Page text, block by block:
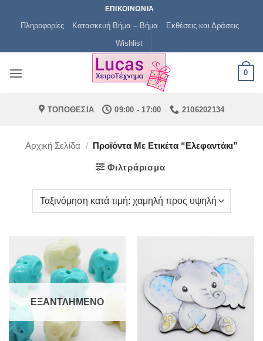
ΕΠΙΚΟΙΝΩΝΙΑ
Πληροφορίες Κατασκευή Βήμα – Βήμα
Εκθέσεις και Δράσεις
Wishlist
0
ΤΟΠΟΘΕΣΙΑ 09:00 - 17:00 2106202134
Αρχική Σελίδα / Προϊόντα Με Ετικέτα “ελεφαντάκι”
Φιλτράρισμα
ΕΞΑΝΤΛΗΜΈΝΟ